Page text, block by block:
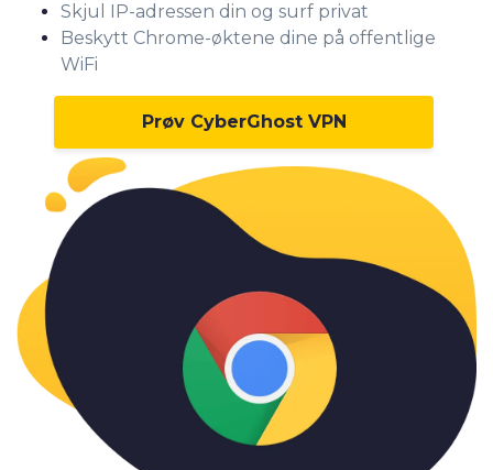
Skjul IP-adressen din og surf privat
Beskytt Chrome-øktene dine på offentlige
WiFi
Prøv CyberGhost VPN